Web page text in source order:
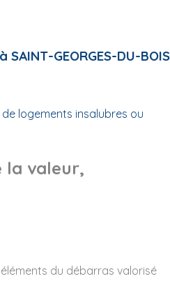
GEORGES-DU-BOIS
logements insalubres ou
la valeur,
éléments du débarras valorisé